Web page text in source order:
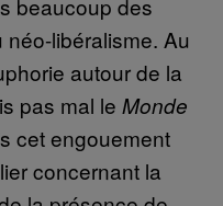
libéralisme. Au
autour de la
pas mal le Monde
cet engouement
concernant la